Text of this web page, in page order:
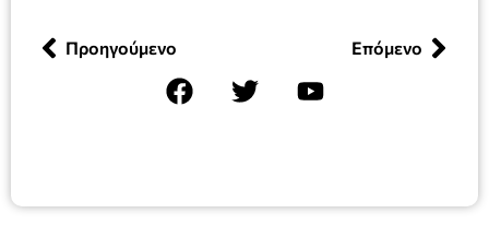
Προηγούμενο Επόμενο